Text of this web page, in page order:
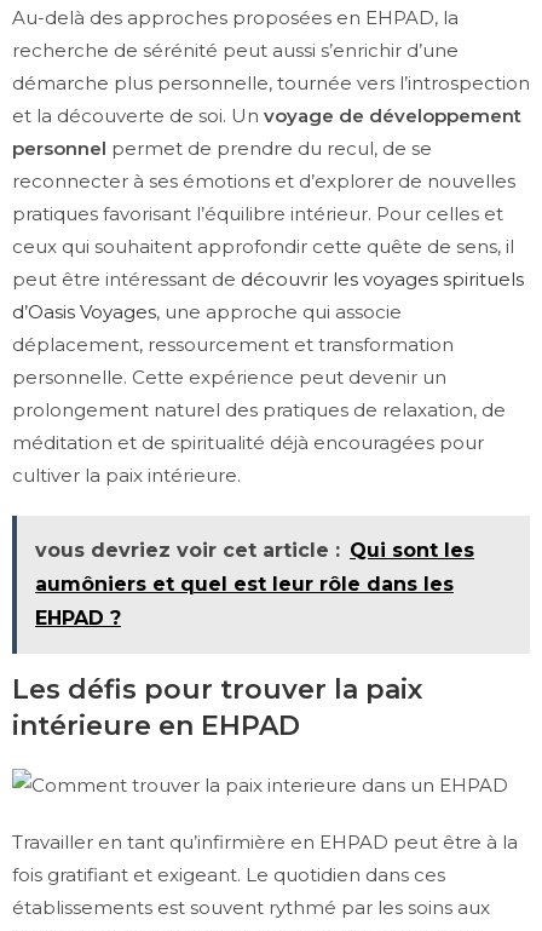
Au-delà des approches proposées en EHPAD, la
recherche de sérénité peut aussi s’enrichir d’une
démarche plus personnelle, tournée vers l’introspection
et la découverte de soi. Un voyage de développement
personnel permet de prendre du recul, de se
reconnecter à ses émotions et d’explorer de nouvelles
pratiques favorisant l’équilibre intérieur. Pour celles et
ceux qui souhaitent approfondir cette quête de sens, il
peut être intéressant de découvrir les voyages spirituels
d’Oasis Voyages, une approche qui associe
déplacement, ressourcement et transformation
personnelle. Cette expérience peut devenir un
prolongement naturel des pratiques de relaxation, de
méditation et de spiritualité déjà encouragées pour
cultiver la paix intérieure.
vous devriez voir cet article : Qui sont les
aumôniers et quel est leur rôle dans les
EHPAD ?
Les défis pour trouver la paix
intérieure en EHPAD
Travailler en tant qu’infirmière en EHPAD peut être à la
fois gratifiant et exigeant. Le quotidien dans ces
établissements est souvent rythmé par les soins aux